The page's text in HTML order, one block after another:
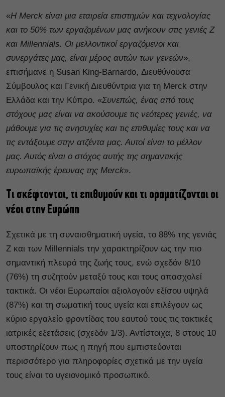
«Η Merck είναι μια εταιρεία επιστημών και τεχνολογίας
και το 50% των εργαζομένων μας ανήκουν στις γενιές Ζ
και Μillennials. Οι μελλοντικοί εργαζόμενοι και
συνεργάτες μας, είναι μέρος αυτών των γενεών»,
επισήμανε η Susan King-Barnardo, Διευθύνουσα
Σύμβουλος και Γενική Διευθύντρια για τη Merck στην
Ελλάδα και την Κύπρο. «Συνεπώς, ένας από τους
στόχους μας είναι να ακούσουμε τις νεότερες γενιές, να
μάθουμε για τις ανησυχίες και τις επιθυμίες τους και να
τις εντάξουμε στην ατζέντα μας. Αυτοί είναι το μέλλον
μας. Αυτός είναι ο στόχος αυτής της σημαντικής
ευρωπαϊκής έρευνας της Merck».
Τι σκέφτονται, τι επιθυμούν και τι οραματίζονται οι
νέοι στην Ευρώπη
Σχετικά με τη συναισθηματική υγεία, το 88% της γενιάς
Z και των Millennials την χαρακτηρίζουν ως την πιο
σημαντική πλευρά της ζωής τους, ενώ σχεδόν 8/10
(76%) τη συζητούν μεταξύ τους και τους απασχολεί
τακτικά. Οι νέοι Ευρωπαίοι αξιολογούν εξίσου υψηλά
(87%) και τη σωματική τους υγεία και επιλέγουν ως
κύριο εργαλείο φροντίδας του εαυτού τους τις τακτικές
ιατρικές εξετάσεις (σχεδόν 1/3). Αντίστοιχα, 8 στους 10
υποστηρίζουν πως η πηγή που εμπιστεύονται
περισσότερο για πληροφορίες σχετικά με την υγεία
τους είναι το υγειονομικό προσωπικό.